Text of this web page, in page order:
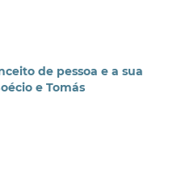
de pessoa e a sua
e Tomás